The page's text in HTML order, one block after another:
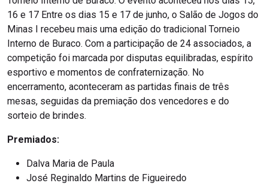
16 e 17 Entre os dias 15 e 17 de junho, o Salão de Jogos do
Minas I recebeu mais uma edição do tradicional Torneio
Interno de Buraco. Com a participação de 24 associados, a
competição foi marcada por disputas equilibradas, espírito
esportivo e momentos de confraternização. No
encerramento, aconteceram as partidas finais de três
mesas, seguidas da premiação dos vencedores e do
sorteio de brindes.
Premiados:
Dalva Maria de Paula
José Reginaldo Martins de Figueiredo